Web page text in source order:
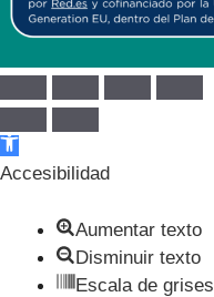
Abrir barra de
Accesibilidad
Aumentar texto
Disminuir texto
Escala de grises